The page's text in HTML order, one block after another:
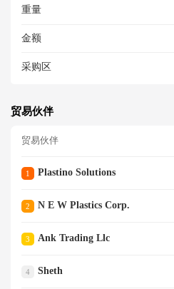
重量
金额
采购区
贸易伙伴
贸易伙伴
1 Plastino Solutions
2 N E W Plastics Corp.
3 Ank Trading Llc
4 Sheth